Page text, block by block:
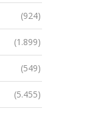
(924)
(1.899)
(549)
(5.455)